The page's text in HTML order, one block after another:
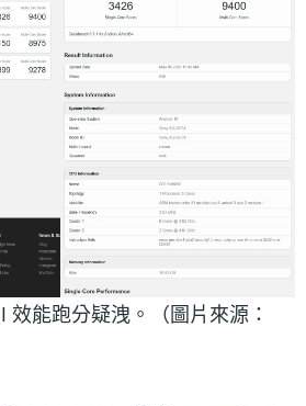
能跑分疑洩。（圖片來源：